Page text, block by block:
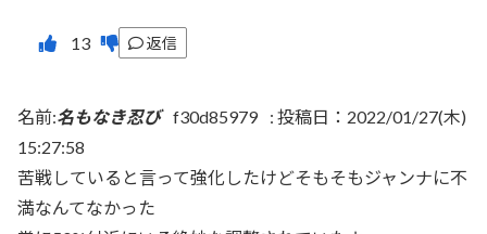
返信
名前:名もなき忍び f30d85979 : 投稿日：2022/01/27(木)
15:27:58
苦戦していると言って強化したけどそもそもジャンナに不
満なんてなかった